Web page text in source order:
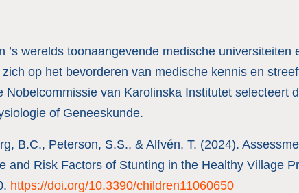
’s werelds toonaangevende medische universiteiten
op het bevorderen van medische kennis en
Nobelcommissie van Karolinska Institutet selecteert
of Geneeskunde.
B.C., Peterson, S.S., & Alfvén, T. (2024).
and Risk Factors of Stunting in the Healthy Village
https://doi.org/10.3390/children11060650